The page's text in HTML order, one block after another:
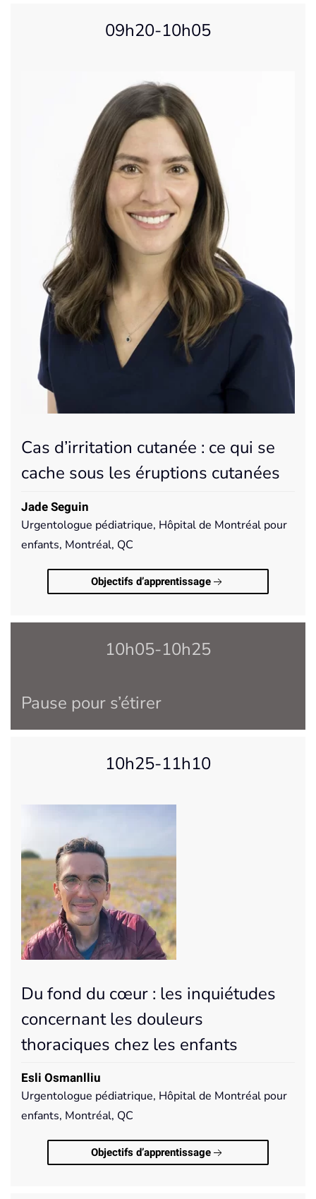
09h20-10h05
Cas d’irritation cutanée : ce qui se
cache sous les éruptions cutanées
Jade Seguin
Urgentologue pédiatrique, Hôpital de Montréal pour
enfants, Montréal, QC
Objectifs d’apprentissage
10h05-10h25
Pause pour s’étirer
10h25-11h10
Du fond du cœur : les inquiétudes
concernant les douleurs
thoraciques chez les enfants
Esli Osmanlliu
Urgentologue pédiatrique, Hôpital de Montréal pour
enfants, Montréal, QC
Objectifs d’apprentissage